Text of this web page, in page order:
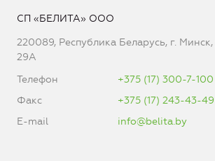
СП «БЕЛИТА» ООО
220089, Республика Беларусь, г.
29А
Телефон
+375 (17) 300-7-100
Факс
+375 (17) 243-43-49
E-mail
info@belita.by